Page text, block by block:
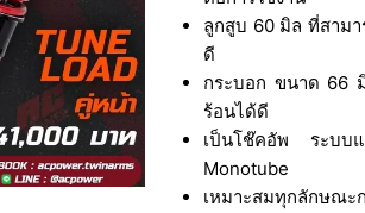
ลูกสูบ 60 มิล ที่สามา
ดี
กระบอก ขนาด 66
ร้อนได้ดี
เป็นโช๊คอัพ ระบบแ
Monotube
เหมาะสมทุกลักษณะ